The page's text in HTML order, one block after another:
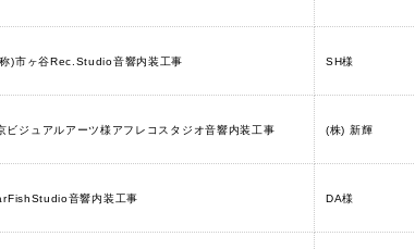
)市ヶ谷Rec.Studio音響内装工事 SH様
ビジュアルアーツ様アフレコスタジオ音響内装工事 (株) 新輝
音響内装工事 DA様